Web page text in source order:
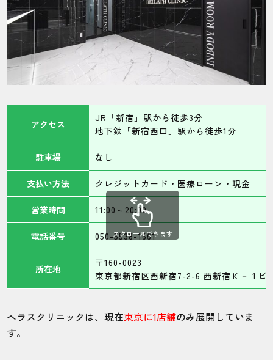
アクセス
JR「新宿」駅から徒歩3分
地下鉄「新宿西口」駅から徒歩1分
駐車場 なし
支払い方法 クレジットカード・医療ローン・現金
営業時間 11:00～20:00
電話番号 050-5538-1661
所在地
〒160-0023
東京都新宿区西新宿7-2-6 西新宿Ｋ－１ビ
スクロールできます
ヘラスクリニックは、現在東京に1店舗のみ展開していま
す。